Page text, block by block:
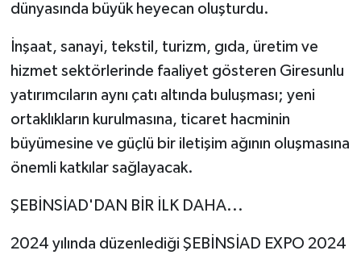
dünyasında büyük heyecan oluşturdu.
İnşaat, sanayi, tekstil, turizm, gıda, üretim ve
hizmet sektörlerinde faaliyet gösteren Giresunlu
yatırımcıların aynı çatı altında buluşması; yeni
ortaklıkların kurulmasına, ticaret hacminin
büyümesine ve güçlü bir iletişim ağının oluşmasına
önemli katkılar sağlayacak.
ŞEBİNSİAD'DAN BİR İLK DAHA...
2024 yılında düzenlediği ŞEBİNSİAD EXPO 2024